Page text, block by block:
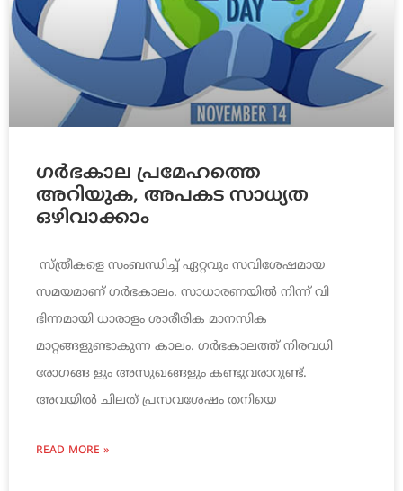
ഗര്‍ഭകാല പ്രമേഹത്തെ
അറിയുക, അപകട സാധ്യത
ഒഴിവാക്കാം
സ്ത്രീകളെ സംബന്ധിച്ച് ഏറ്റവും സവിശേഷമായ
സമയമാണ് ഗര്‍ഭകാലം. സാധാരണയില്‍ നിന്ന് വി
ഭിന്നമായി ധാരാളം ശാരീരിക മാനസിക
മാറ്റങ്ങളുണ്ടാകുന്ന കാലം. ഗര്‍ഭകാലത്ത് നിരവധി
രോഗങ്ങ ളും അസുഖങ്ങളും കണ്ടുവരാറുണ്ട്.
അവയില്‍ ചിലത് പ്രസവശേഷം തനിയെ
READ MORE »